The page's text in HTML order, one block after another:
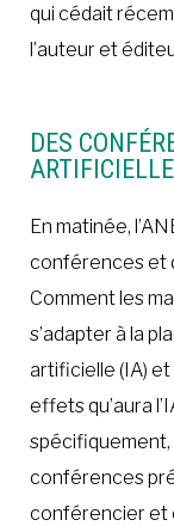
qui cédait
l’auteur et
DES
ARTIFICIELLE
En matinée,
conférences et
Comment les
s’adapter à la
artificielle (IA)
effets qu’aura
spécifiquement,
conférences
conférencier et